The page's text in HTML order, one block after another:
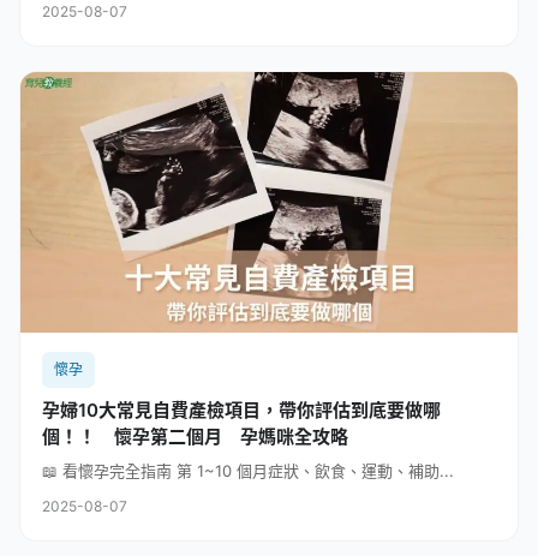
2025-08-07
懷孕
孕婦10大常見自費產檢項目，帶你評估到底要做哪
個！！ 懷孕第二個月 孕媽咪全攻略
📖 看懷孕完全指南 第 1~10 個月症狀、飲食、運動、補助...
2025-08-07